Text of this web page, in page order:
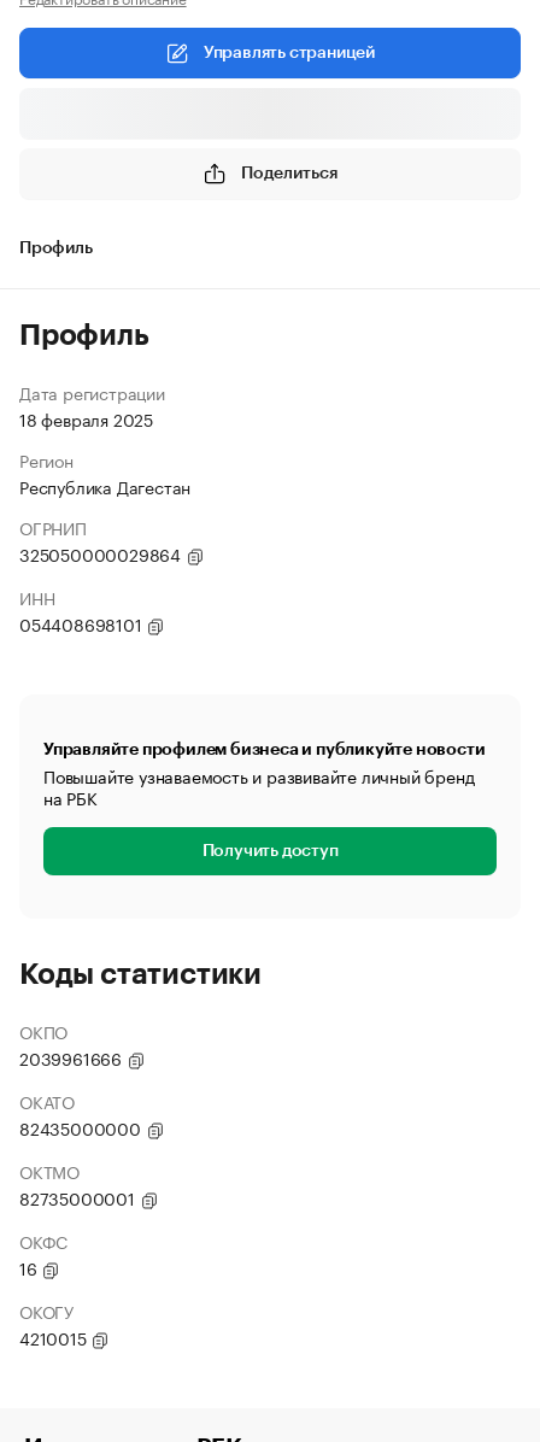
Управлять страницей
Поделиться
Профиль
Профиль
Дата регистрации
18 февраля 2025
Регион
Республика Дагестан
ОГРНИП
325050000029864
ИНН
054408698101
Управляйте профилем бизнеса и публикуйте новости
Повышайте узнаваемость и развивайте личный бренд
на РБК
Получить доступ
Коды статистики
ОКПО
2039961666
ОКАТО
82435000000
ОКТМО
82735000001
ОКФС
16
ОКОГУ
4210015